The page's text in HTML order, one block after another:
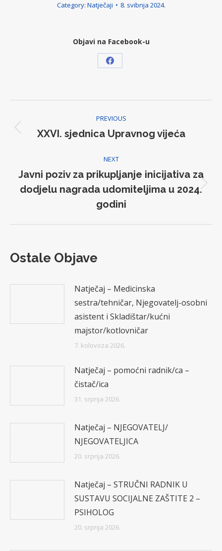
Category: Natječaji 8. svibnja 2024.
Objavi na Facebook-u
Share
Facebook
navigation
PREVIOUS
Previous
XXVI. sjednica Upravnog vijeća
NEXT
Next
post:
Javni poziv za prikupljanje inicijativa za
dodjelu nagrada udomiteljima u 2024.
godini
Ostale Objave
Natječaj – Medicinska
sestra/tehničar, Njegovatelj-osobni
asistent i Skladištar/kućni
majstor/kotlovničar
7. kolovoza 2026.
Natječaj – pomoćni radnik/ca –
čistač/ica
31. srpnja 2026.
Natječaj – NJEGOVATELJ/
NJEGOVATELJICA
20. srpnja 2026.
Natječaj – STRUČNI RADNIK U
SUSTAVU SOCIJALNE ZAŠTITE 2 –
PSIHOLOG
20. srpnja 2026.